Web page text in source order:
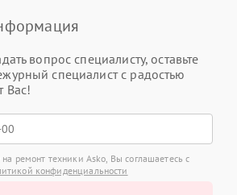
вопрос специалисту, оставьте
специалист с радостью
Вас!
ремонт техники Asko, Вы соглашаетесь с
конфиденциальности